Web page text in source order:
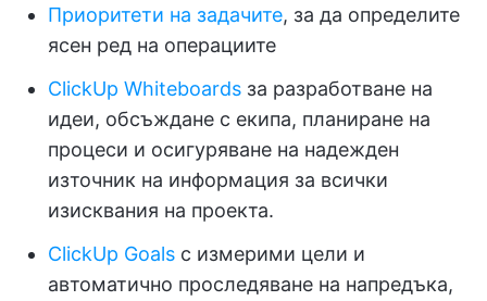
Приоритети на задачите, за да определите
ясен ред на операциите
ClickUp Whiteboards за разработване на
идеи, обсъждане с екипа, планиране на
процеси и осигуряване на надежден
източник на информация за всички
изисквания на проекта.
ClickUp Goals с измерими цели и
автоматично проследяване на напредъка,